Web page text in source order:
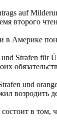
auf
второго
в Америке
Strafen für
und
возродить
в том,